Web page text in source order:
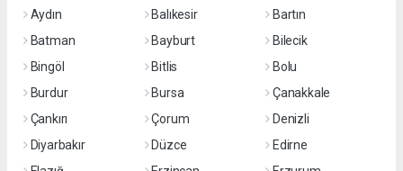
Aydın
Balıkesir
Bartın
Batman
Bayburt
Bilecik
Bingöl
Bitlis
Bolu
Burdur
Bursa
Çanakkale
Çankırı
Çorum
Denizli
Diyarbakır
Düzce
Edirne